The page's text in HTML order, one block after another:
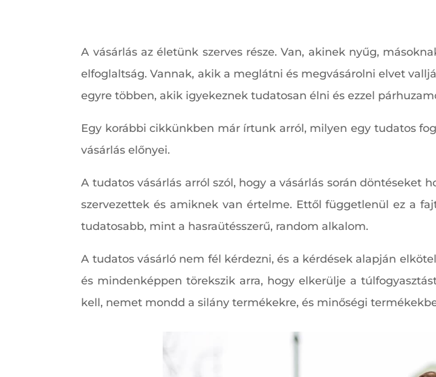
A vásárlás az életünk szerves része. Van, akinek nyűg,
elfoglaltság. Vannak, akik a meglátni és megvásárolni elvet
egyre többen, akik igyekeznek tudatosan élni és ezzel
Egy korábbi cikkünkben már írtunk arról, milyen egy tudatos
vásárlás előnyei.
A tudatos vásárlás arról szól, hogy a vásárlás során döntéseket
szervezettek és amiknek van értelme. Ettől függetlenül ez a
tudatosabb, mint a hasraütésszerű, random alkalom.
A tudatos vásárló nem fél kérdezni, és a kérdések alapján
és mindenképpen törekszik arra, hogy elkerülje a
kell, nemet mondd a silány termékekre, és minőségi